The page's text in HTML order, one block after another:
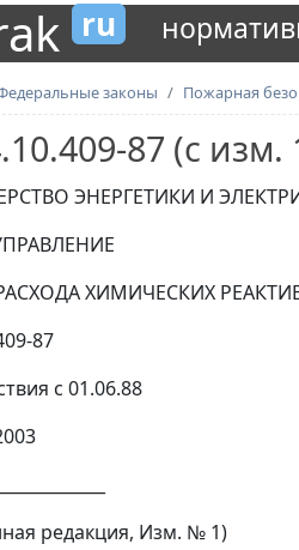
ru
законы Пожарная
87 (с изм.
ЭНЕРГЕТИКИ И
ХИМИЧЕСКИХ
87
с 01.06.88
редакция, Изм. № 1)